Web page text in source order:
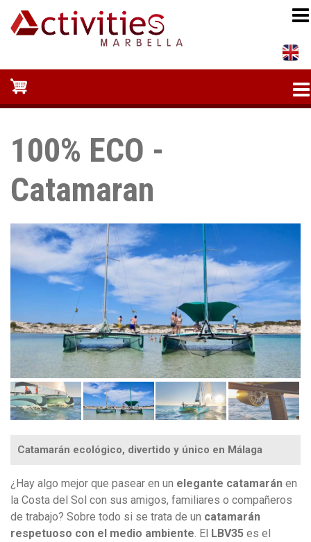
Pasar
100% ECO -
Catamaran
Catamarán ecológico, divertido y único en Málaga
¿Hay algo mejor que pasear en un elegante catamarán en
la Costa del Sol con sus amigos, familiares o compañeros
de trabajo? Sobre todo si se trata de un catamarán
respetuoso con el medio ambiente . El LBV35 es el